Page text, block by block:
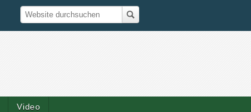
Suche
Website durchsuchen
Video